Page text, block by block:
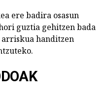
ere badira osasun
guztia gehitzen bada
arriskua handitzen